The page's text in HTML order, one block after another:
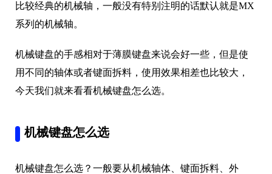
比较经典的机械轴，一般没有特别注明的话默认就是MX
系列的机械轴。
机械键盘的手感相对于薄膜键盘来说会好一些，但是使
用不同的轴体或者键面拆料，使用效果相差也比较大，
今天我们就来看看机械键盘怎么选。
机械键盘怎么选
机械键盘怎么选？一般要从机械轴体、键面拆料、外